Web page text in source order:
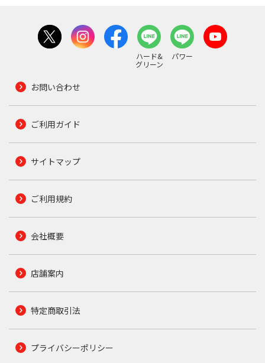
ハード&
グリーン
パワー
お問い合わせ
ご利用ガイド
サイトマップ
ご利用規約
会社概要
店舗案内
特定商取引法
プライバシーポリシー